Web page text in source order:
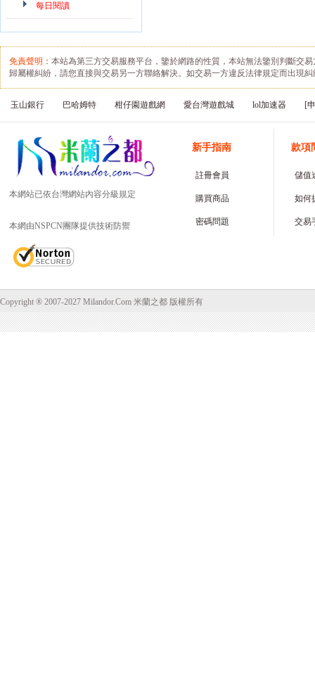
每日閱讀
免責聲明 ：本站為第三方交易服務平台，鑒於網路的性質，本站無法鑒別判斷交
歸屬權糾紛，請您直接與交易另一方聯絡解決。如交易一方違反法律規定而出現
玉山銀行 巴哈姆特 柑仔園遊戲網 愛台灣遊戲城 lol加速器 [
本網站已依台灣網站內容分級規定
本網由NSPCN團隊提供技術防禦
新手指南
註冊會員
購買商品
密碼問題
款項
儲值
如何
交易
Copyright ® 2007-2027 Milandor.Com 米蘭之都 版權所有